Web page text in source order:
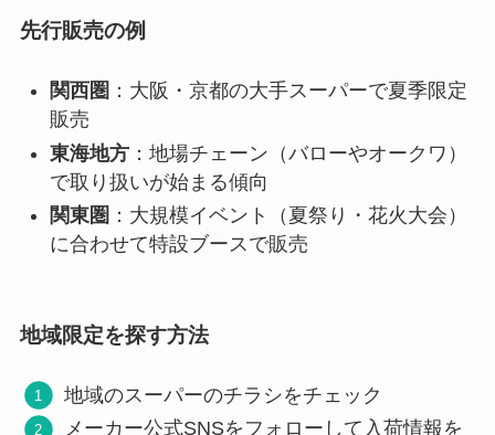
先行販売の例
関西圏 ：大阪・京都の大手スーパーで夏季限定
販売
東海地方：地場チェーン（バローやオークワ）
で取り扱いが始まる傾向
関東圏 ：大規模イベント（夏祭り・花火大会）
に合わせて特設ブースで販売
地域限定を探す方法
地域のスーパーのチラシをチェック
メーカー公式SNSをフォローして入荷情報を